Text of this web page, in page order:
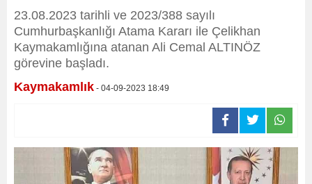
23.08.2023 tarihli ve 2023/388 sayılı
Cumhurbaşkanlığı Atama Kararı ile Çelikhan
Kaymakamlığına atanan Ali Cemal ALTINÖZ
görevine başladı.
Kaymakamlık - 04-09-2023 18:49